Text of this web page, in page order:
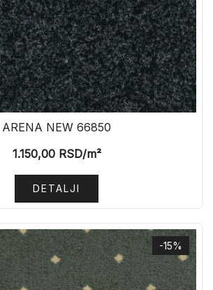
ARENA NEW 66850
1.150,00RSD/m²
DETALJI
-15%